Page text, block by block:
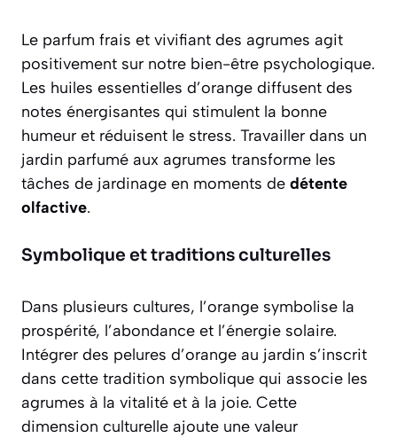
Le parfum frais et vivifiant des agrumes agit
positivement sur notre bien-être psychologique.
Les huiles essentielles d’orange diffusent des
notes énergisantes qui stimulent la bonne
humeur et réduisent le stress. Travailler dans un
jardin parfumé aux agrumes transforme les
tâches de jardinage en moments de détente
olfactive.
Symbolique et traditions culturelles
Dans plusieurs cultures, l’orange symbolise la
prospérité, l’abondance et l’énergie solaire.
Intégrer des pelures d’orange au jardin s’inscrit
dans cette tradition symbolique qui associe les
agrumes à la vitalité et à la joie. Cette
dimension culturelle ajoute une valeur